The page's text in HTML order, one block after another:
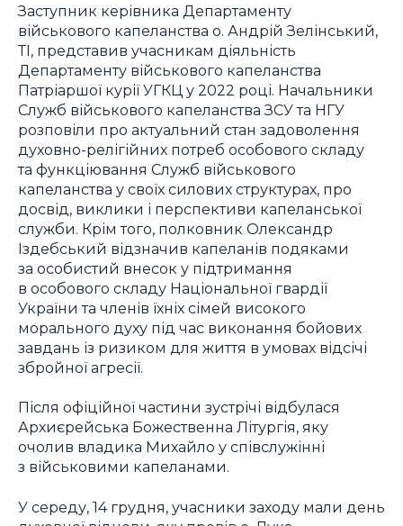
Заступник керівника Департаменту
військового капеланства о. Андрій Зелінський,
ТІ, представив учасникам діяльність
Департаменту військового капеланства
Патріаршої курії УГКЦ у 2022 році. Начальники
Служб військового капеланства ЗСУ та НГУ
розповіли про актуальний стан задоволення
духовно-релігійних потреб особового складу
та функціювання Служб військового
капеланства у своїх силових структурах, про
досвід, виклики і перспективи капеланської
служби. Крім того, полковник Олександр
Іздебський відзначив капеланів подяками
за особистий внесок у підтримання
в особового складу Національної гвардії
України та членів їхніх сімей високого
морального духу під час виконання бойових
завдань із ризиком для життя в умовах відсічі
збройної агресії.
Після офіційної частини зустрічі відбулася
Архиєрейська Божественна Літургія, яку
очолив владика Михайло у співслужінні
з військовими капеланами.
У середу, 14 грудня, учасники заходу мали день